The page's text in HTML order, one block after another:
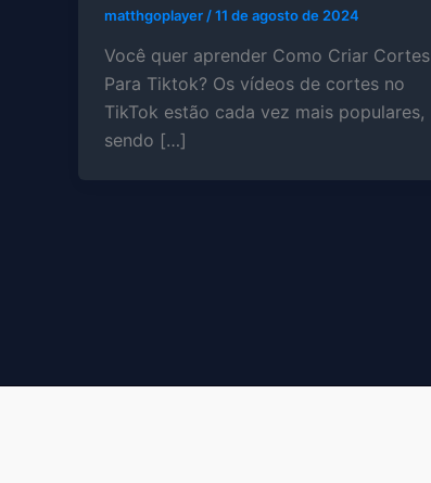
matthgoplayer /11 de agosto de 2024
Você quer aprender Como Criar Cortes
Para Tiktok? Os vídeos de cortes no
TikTok estão cada vez mais populares,
sendo […]